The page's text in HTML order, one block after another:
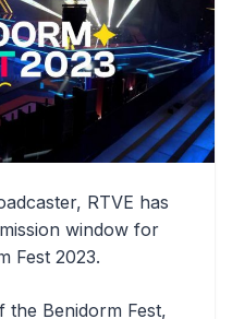
RTVE has
window for
Fest 2023.
Benidorm Fest,